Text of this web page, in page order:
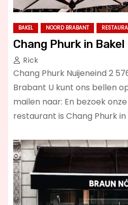
BAKEL NOORD BRABANT
Chang Phurk in Bakel
Rick
Chang Phurk Nuijeneind 2
Brabant U kunt ons bellen
mailen naar: En bezoek
restaurant is Chang Phurk in